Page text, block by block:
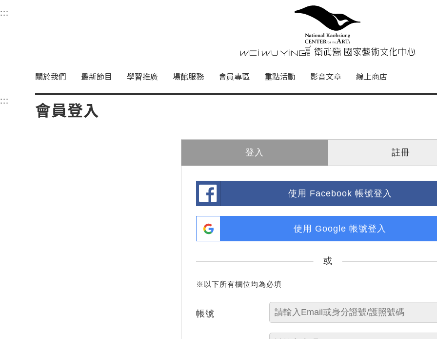
衛武營國家藝術文化中心
中央內容區塊，為本頁主要內容區。
::: 衛武營國家藝術文
關於我們 最新節目 學習推廣 場館服務 會員專區 重點活動 影音文章 線上商店
::: 中央內容區塊，為本頁主要內容區。
會員登入
登入 註冊
使用 Facebook 帳號登入
使用 Google 帳號登入
或
※以下所有欄位均為必填
帳號